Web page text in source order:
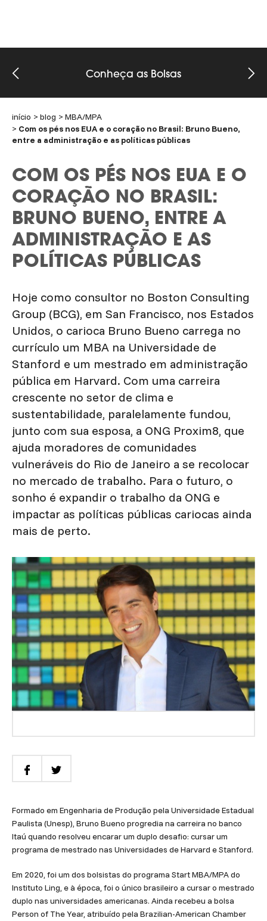
Conheça as Bolsas
início blog
MBA/MPA
Com os pés nos EUA e o coração no Brasil: Bruno Bueno,
entre a administração e as políticas públicas
COM OS PÉS NOS EUA E O
CORAÇÃO NO BRASIL:
BRUNO BUENO, ENTRE A
ADMINISTRAÇÃO E AS
POLÍTICAS PÚBLICAS
Hoje como consultor no Boston Consulting
Group (BCG), em San Francisco, nos Estados
Unidos, o carioca Bruno Bueno carrega no
currículo um MBA na Universidade de
Stanford e um mestrado em administração
pública em Harvard. Com uma carreira
crescente no setor de clima e
sustentabilidade, paralelamente fundou,
junto com sua esposa, a ONG Proxim8, que
ajuda moradores de comunidades
vulneráveis do Rio de Janeiro a se recolocar
no mercado de trabalho. Para o futuro, o
sonho é expandir o trabalho da ONG e
impactar as políticas públicas cariocas ainda
mais de perto.
Formado em Engenharia de Produção pela Universidade Estadual
Paulista (Unesp), Bruno Bueno progredia na carreira no banco
Itaú quando resolveu encarar um duplo desafio: cursar um
programa de mestrado nas Universidades de Harvard e Stanford.
Em 2020, foi um dos bolsistas do programa Start MBA/MPA do
Instituto Ling, e à época, foi o único brasileiro a cursar o mestrado
duplo nas universidades americanas. Ainda recebeu a bolsa
Person of The Year, atribuído pela Brazilian-American Chamber